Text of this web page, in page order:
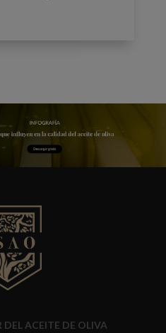
DEL ACEITE DE OLIVA